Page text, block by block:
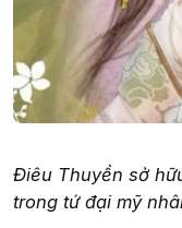
Điêu Thuyền sở
trong tứ đại mỹ